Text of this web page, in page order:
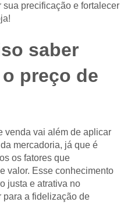
precificação e fortalecer
saber
preço de
venda vai além de aplicar
mercadoria, já que é
os fatores que
valor. Esse conhecimento
justa e atrativa no
para a fidelização de